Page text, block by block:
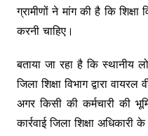
ग्रामीणों ने मांग की है कि शिक्षा
करनी चाहिए।
बताया जा रहा है कि स्थानीय
जिला शिक्षा विभाग द्वारा
अगर किसी की कर्मचारी की
कार्रवाई जिला शिक्षा अधिकारी के